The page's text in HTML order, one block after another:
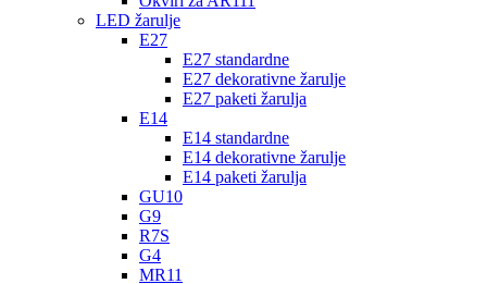
LED žarulje
E27
E27 standardne
E27 dekorativne žarulje
E27 paketi žarulja
E14
E14 standardne
E14 dekorativne žarulje
E14 paketi žarulja
GU10
G9
R7S
G4
MR11